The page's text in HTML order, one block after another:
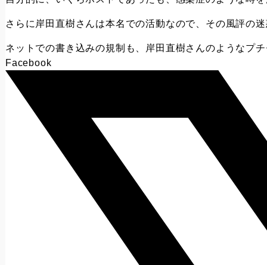
さらに岸田直樹さんは本名での活動なので、その風評の
ネットでの書き込みの規制も、岸田直樹さんのようなプ
Facebook